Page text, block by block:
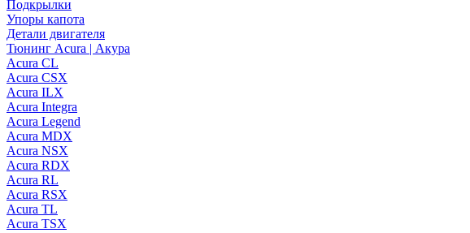
Подкрылки
Упоры капота
Детали двигателя
Тюнинг Acura | Акура
Acura CL
Acura CSX
Acura ILX
Acura Integra
Acura Legend
Acura MDX
Acura NSX
Acura RDX
Acura RL
Acura RSX
Acura TL
Acura TSX